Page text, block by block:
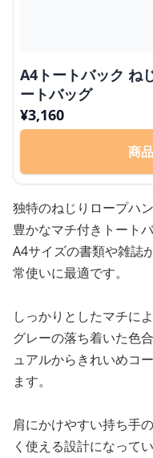
A4トートバック ね
ートバッグ
¥3,160
商
独特のねじりロープハ
豊かなマチ付きトートバ
A4サイズの書類や雑誌
常使いに最適です。
しっかりとしたマチに
グレーの落ち着いた色
ュアルからきれいめコ
ます。
肩にかけやすい持ち手
く使える設計になってい